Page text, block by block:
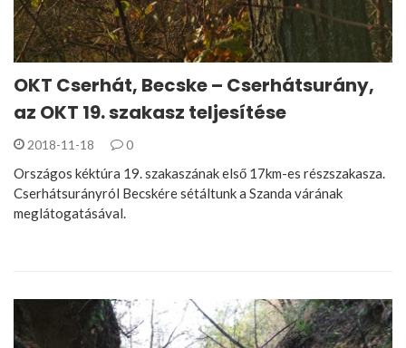
OKT Cserhát, Becske – Cserhátsurány,
az OKT 19. szakasz teljesítése
2018-11-18 0
Országos kéktúra 19. szakaszának első 17km-es részszakasza.
Cserhátsurányról Becskére sétáltunk a Szanda várának
meglátogatásával.